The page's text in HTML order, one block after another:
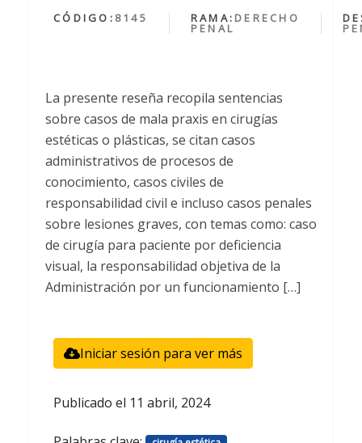
CÓDIGO: 8145 RAMA: DERECHO
PENAL
La presente reseña recopila sentencias
sobre casos de mala praxis en cirugías
estéticas o plásticas, se citan casos
administrativos de procesos de
conocimiento, casos civiles de
responsabilidad civil e incluso casos penales
sobre lesiones graves, con temas como: caso
de cirugía para paciente por deficiencia
visual, la responsabilidad objetiva de la
Administración por un funcionamiento […]
Iniciar sesión para ver más
Publicado el 11 abril, 2024